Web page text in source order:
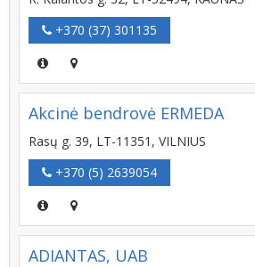
+370 (37) 301135
Akcinė bendrovė ERMEDA
Rasų g. 39, LT-11351, VILNIUS
+370 (5) 2639054
ADIANTAS, UAB